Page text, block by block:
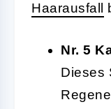
Haarausfall
Nr. 5
Dieses